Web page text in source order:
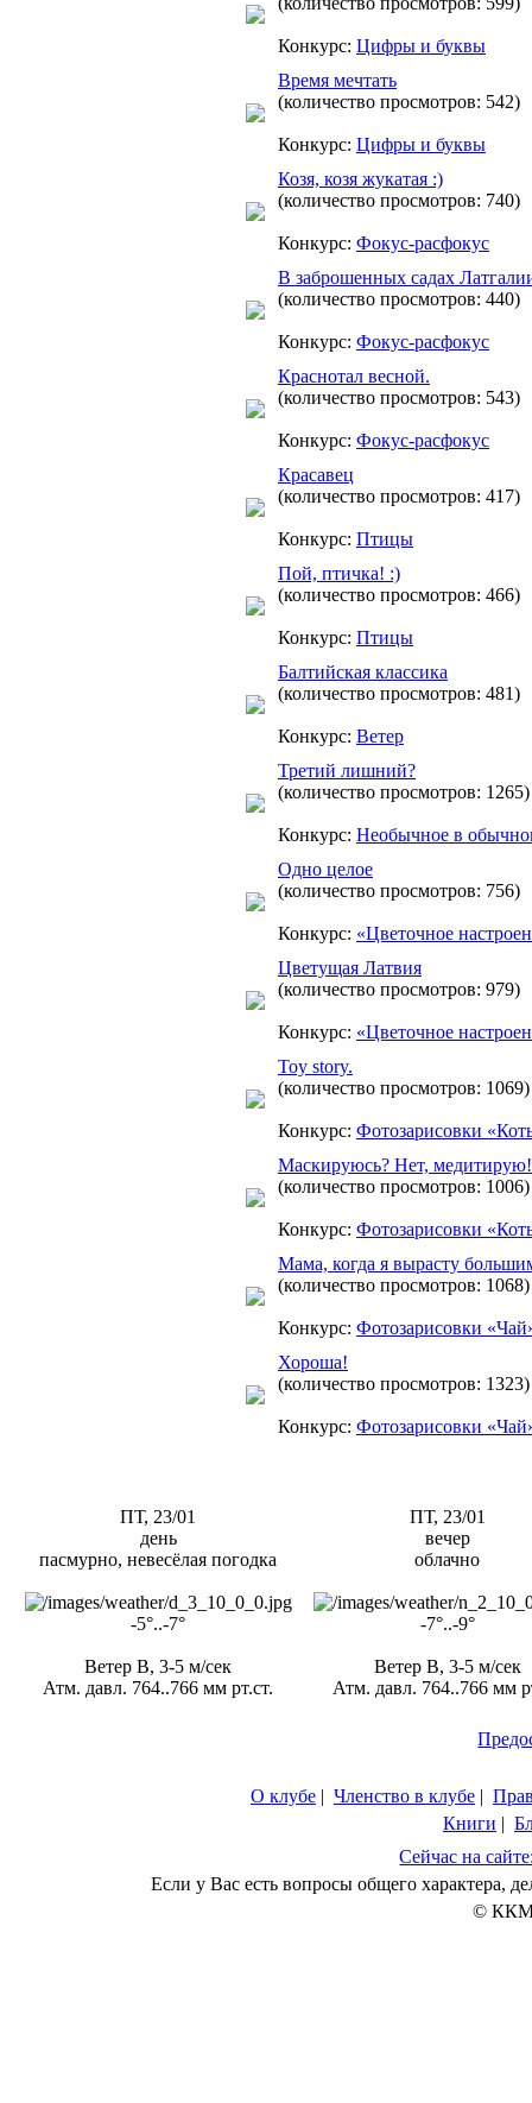
Конкурс: Цифры и буквы
Время мечтать
(количество просмотров: 542)
Конкурс: Цифры и буквы
Козя, козя жукатая :)
(количество просмотров: 740)
Конкурс: Фокус-расфокус
В заброшенных садах
(количество просмотров: 440)
Конкурс: Фокус-расфокус
Краснотал весной.
(количество просмотров: 543)
Конкурс: Фокус-расфокус
Красавец
(количество просмотров: 417)
Конкурс: Птицы
Пой, птичка! :)
(количество просмотров: 466)
Конкурс: Птицы
Балтийская классика
(количество просмотров: 481)
Конкурс: Ветер
Третий лишний?
(количество просмотров: 1265)
Конкурс: Необычное в
Одно целое
(количество просмотров: 756)
Конкурс: «Цветочное
Цветущая Латвия
(количество просмотров: 979)
Конкурс: «Цветочное
Toy story.
(количество просмотров: 1069)
Конкурс: Фотозарисовки
Маскируюсь? Нет, медитирую!
(количество просмотров: 1006)
Конкурс: Фотозарисовки
Мама, когда я вырасту
(количество просмотров: 1068)
Конкурс: Фотозарисовки
Хороша!
(количество просмотров: 1323)
Конкурс: Фотозарисовки
ПТ, 23/01
день
пасмурно, невесёлая погодка
-5°..-7°
Ветер В, 3-5 м/сек
Атм. давл. 764..766 мм рт.ст.
ПТ, 23/01
вечер
облачно
-7°..-9°
Ветер В, 3-5 м/сек
Атм. давл. 764..766 мм
О клубе | Членство в клубе |
Книги |
Сейчас на
Если у Вас есть вопросы общего характера,
© ККМ